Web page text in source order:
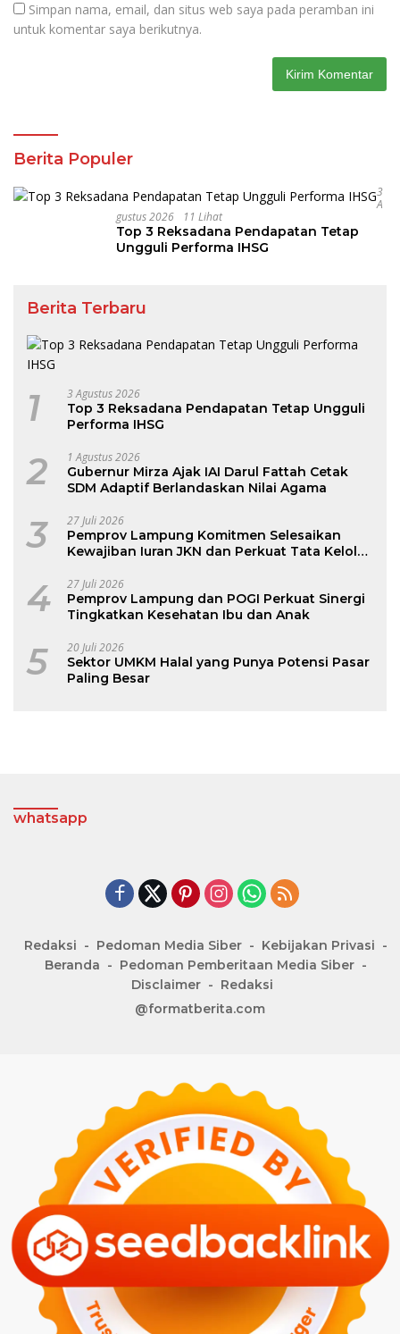
Simpan nama, email, dan situs web saya pada peramban ini
untuk komentar saya berikutnya.
Berita Populer
3
A
Gustus 2026
11 Lihat
Top 3 Reksadana Pendapatan Tetap
Ungguli Performa IHSG
Berita Terbaru
1 3 Agustus 2026
Top 3 Reksadana Pendapatan Tetap Ungguli
Performa IHSG
2 1 Agustus 2026
Gubernur Mirza Ajak IAI Darul Fattah Cetak
SDM Adaptif Berlandaskan Nilai Agama
3 27 Juli 2026
Pemprov Lampung Komitmen Selesaikan
Kewajiban Iuran JKN dan Perkuat Tata Kelola
4 27 Juli 2026
Pemprov Lampung dan POGI Perkuat Sinergi
Tingkatkan Kesehatan Ibu dan Anak
5 20 Juli 2026
Sektor UMKM Halal yang Punya Potensi Pasar
Paling Besar
whatsapp
Redaksi Pedoman Media Siber
Kebijakan Privasi
Beranda
Pedoman Pemberitaan Media Siber
Disclaimer
Redaksi
@formatberita.com